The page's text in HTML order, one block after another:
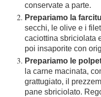
conservate a parte.
Prepariamo la
secchi, le olive e i
caciottina sbriciolata
poi insaporite con
Prepariamo le
la carne macinata,
grattugiato, il
pane sbriciolato.